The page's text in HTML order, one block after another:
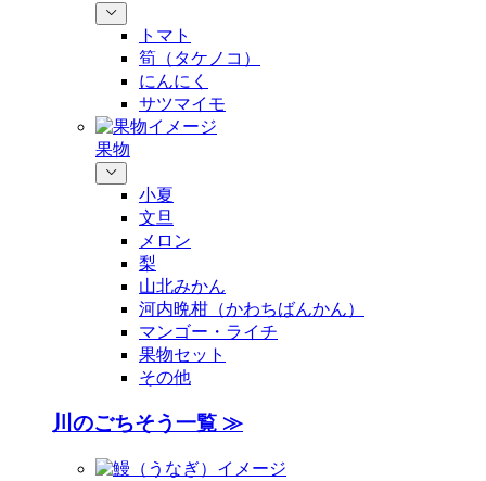
トマト
筍（タケノコ）
にんにく
サツマイモ
果物
小夏
文旦
メロン
梨
山北みかん
河内晩柑（かわちばんかん）
マンゴー・ライチ
果物セット
その他
川のごちそう一覧 ≫